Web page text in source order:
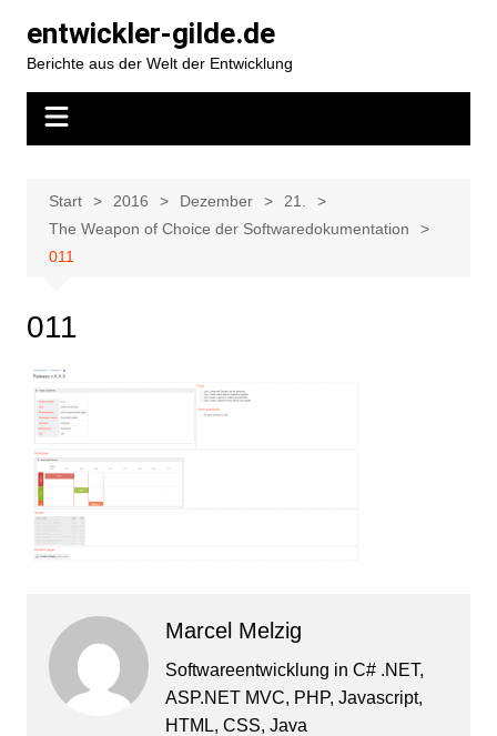
Inhalt
springen
entwickler-gilde.de
Berichte aus der Welt der Entwicklung
Start 2016 Dezember
21.
The Weapon of Choice der Softwaredokumentation
011
011
Marcel Melzig
Softwareentwicklung in C# .NET,
ASP.NET MVC, PHP, Javascript,
HTML, CSS, Java